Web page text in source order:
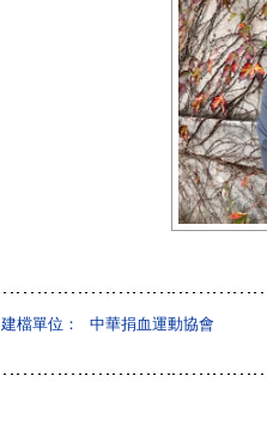
建檔單位： 中華捐血運動協會